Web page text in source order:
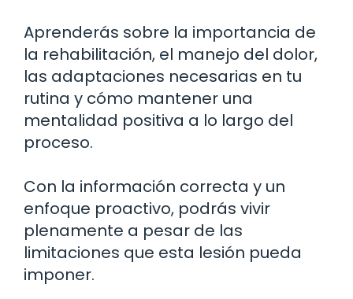
Aprenderás sobre la importancia de
la rehabilitación, el manejo del dolor,
las adaptaciones necesarias en tu
rutina y cómo mantener una
mentalidad positiva a lo largo del
proceso.
Con la información correcta y un
enfoque proactivo, podrás vivir
plenamente a pesar de las
limitaciones que esta lesión pueda
imponer.